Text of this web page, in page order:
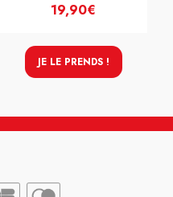
19,90€
JE LE PRENDS !